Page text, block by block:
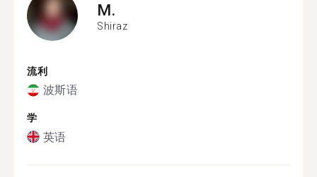
M.
Shiraz
流利
波斯语
学
英语